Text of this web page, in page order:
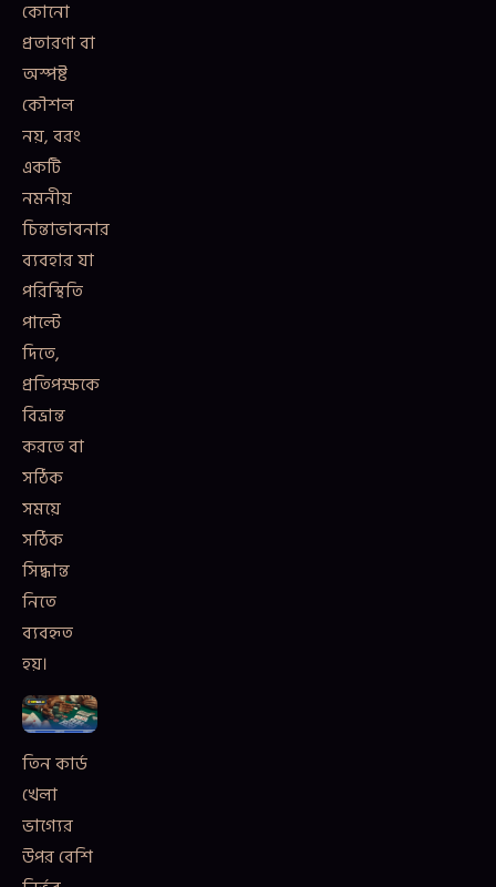
কোনো
প্রতারণা বা
অস্পষ্ট
কৌশল
নয়, বরং
একটি
নমনীয়
চিন্তাভাবনার
ব্যবহার যা
পরিস্থিতি
পাল্টে
দিতে,
প্রতিপক্ষকে
বিভ্রান্ত
করতে বা
সঠিক
সময়ে
সঠিক
সিদ্ধান্ত
নিতে
ব্যবহৃত
হয়।
তিন কার্ড
খেলা
ভাগ্যের
উপর বেশি